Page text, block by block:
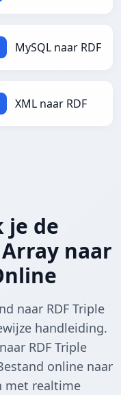
MySQL naar RDF
XML naar RDF
je de
naar
naar RDF Triple
handleiding.
RDF Triple
online naar
met realtime